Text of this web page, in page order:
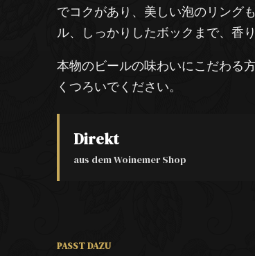
でコクがあり、美しい泡のリング
ル、しっかりしたボックまで、香
本物のビールの味わいにこだわる
くつろいでください。
Direkt
aus dem Woinemer Shop
PASST DAZU